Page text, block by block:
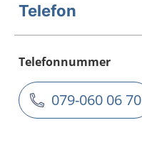
Telefon
Telefonnummer
079-060 06 70